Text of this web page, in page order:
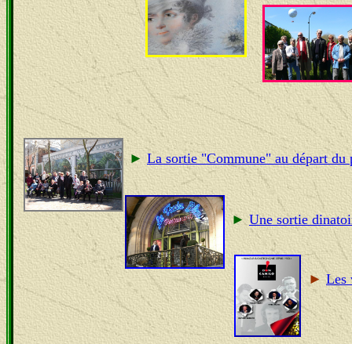
► La sortie "Commune" au départ
► Une sortie
► Les